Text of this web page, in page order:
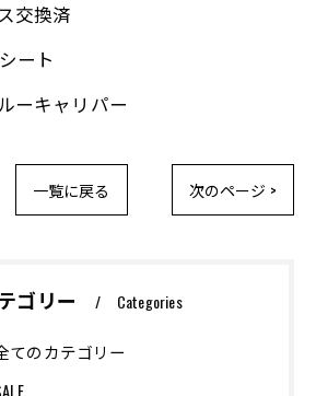
交換済
ート
ーキャリパー
一覧に戻る 次のページ >
ゴリー Categories
てのカテゴリー